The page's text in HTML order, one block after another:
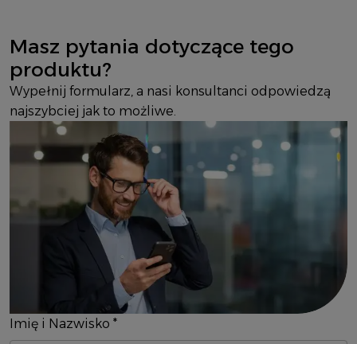
Masz pytania dotyczące tego
produktu?
Wypełnij formularz, a nasi konsultanci odpowiedzą
najszybciej jak to możliwe.
Imię i Nazwisko *